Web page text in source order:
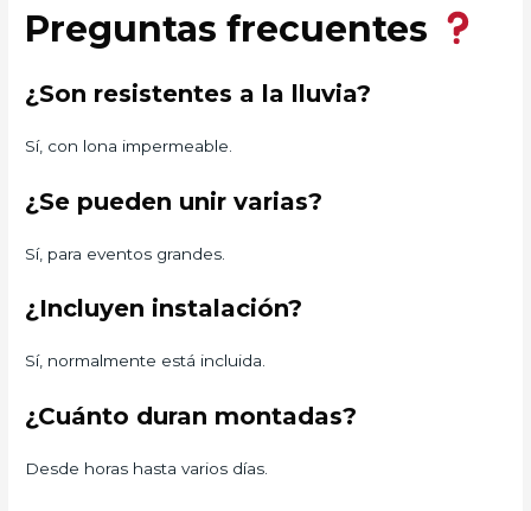
Preguntas frecuentes
¿Son resistentes a la lluvia?
Sí, con lona impermeable.
¿Se pueden unir varias?
Sí, para eventos grandes.
¿Incluyen instalación?
Sí, normalmente está incluida.
¿Cuánto duran montadas?
Desde horas hasta varios días.